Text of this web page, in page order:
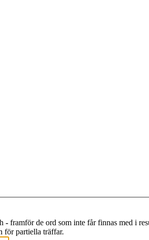
- framför de ord som inte får finnas med i
för partiella träffar.